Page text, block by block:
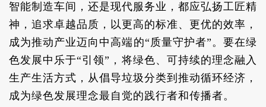
智能制造车间，还是现代服务业，都应弘扬工匠精
神，追求卓越品质，以更高的标准、更优的效率，
成为推动产业迈向中高端的“质量守护者”。要在绿
色发展中乐于“引领”，将绿色、可持续的理念融入
生产生活方式，从倡导垃圾分类到推动循环经济，
成为绿色发展理念最自觉的践行者和传播者。